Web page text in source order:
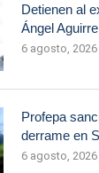
Detienen al
Ángel
6 agosto, 2026
Profepa
derrame en
6 agosto, 2026